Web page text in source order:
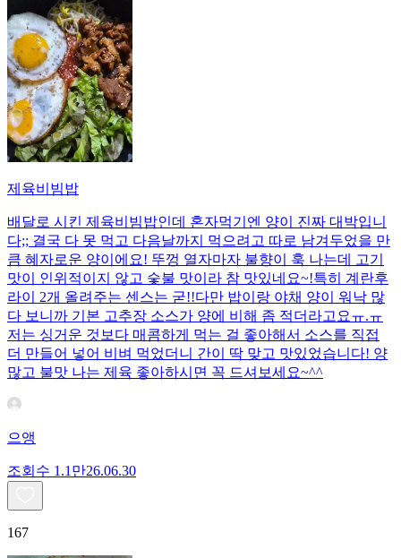
제육비빔밥
배달로 시킨 제육비빔밥인데 혼자먹기엔 양이 진짜 대박입니
다;; 결국 다 못 먹고 다음날까지 먹으려고 따로 남겨두었을 만
큼 혜자로운 양이에요! 뚜껑 열자마자 불향이 훅 나는데 고기
맛이 인위적이지 않고 숯불 맛이라 참 맛있네요~!특히 계란후
라이 2개 올려주는 센스는 굳!! ​다만 밥이랑 야채 양이 워낙 많
다 보니까 기본 고추장 소스가 양에 비해 좀 적더라고요ㅠ.ㅠ
저는 싱거운 것보다 매콤하게 먹는 걸 좋아해서 소스를 직접
더 만들어 넣어 비벼 먹었더니 간이 딱 맞고 맛있었습니다! 양
많고 불맛 나는 제육 좋아하시면 꼭 드셔보세요~^^
으앵
조회수 1.1만26.06.30
167